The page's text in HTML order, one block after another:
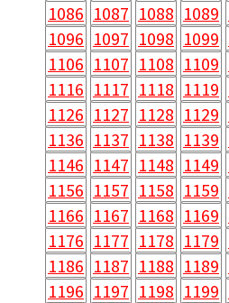
1086 1087 1088 1089
1096 1097 1098 1099
1106 1107 1108 1109
1116 1117 1118 1119
1126 1127 1128 1129
1136 1137 1138 1139
1146 1147 1148 1149
1156 1157 1158 1159
1166 1167 1168 1169
1176 1177 1178 1179
1186 1187 1188 1189
1196 1197 1198 1199